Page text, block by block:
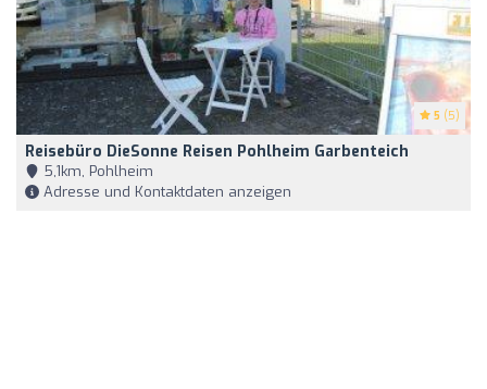
5 (5)
Reisebüro DieSonne Reisen Pohlheim Garbenteich
5,1km, Pohlheim
Adresse und Kontaktdaten anzeigen